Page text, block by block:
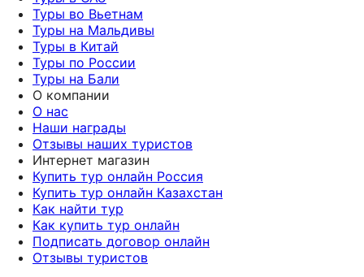
Туры во Вьетнам
Туры на Мальдивы
Туры в Китай
Туры по России
Туры на Бали
О компании
О нас
Наши награды
Отзывы наших туристов
Интернет магазин
Купить тур онлайн Россия
Купить тур онлайн Казахстан
Как найти тур
Как купить тур онлайн
Подписать договор онлайн
Отзывы туристов